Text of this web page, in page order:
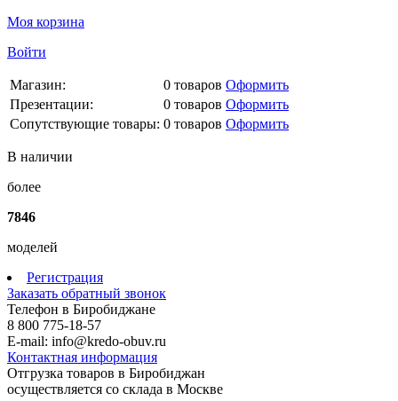
Моя корзина
Войти
Магазин: 0 товаров Оформить
Презентации:
0 товаров Оформить
Сопутствующие товары: 0 товаров Оформить
В наличии
более
7846
моделей
Регистрация
Заказать обратный звонок
Телефон в Биробиджане
8 800 775-18-57
E-mail: info@kredo-obuv.ru
Контактная информация
Отгрузка товаров в Биробиджан
осуществляется со склада в Москве